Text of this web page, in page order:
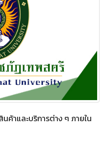
ค้าและบริการต่าง ๆ ภายใน